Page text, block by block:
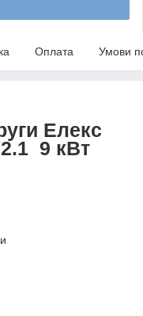
Оплата Умови
Елекс
9 кВт